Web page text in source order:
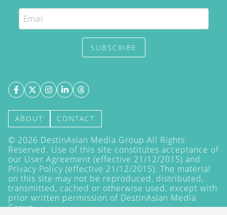
SUBSCRIBE
ABOUT CONTACT
© 2026 DestinAsian Media Group All Rights
Reserved. Use of this site constitutes acceptance of
our User Agreement (effective 21/12/2015) and
Privacy Policy (effective 21/12/2015). The material
on this site may not be reproduced, distributed,
transmitted, cached or otherwise used, except with
prior written permission of DestinAsian Media
Group.